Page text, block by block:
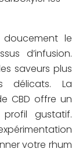
le
d’infusion.
saveurs plus
délicats. La
CBD offre un
gustatif.
votre rhum